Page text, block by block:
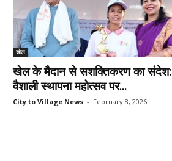
खेल
खेल के मैदान से सशक्तिकरण का संदेश:
वैशाली स्थापना महोत्सव पर...
City to Village News - February 8, 2026